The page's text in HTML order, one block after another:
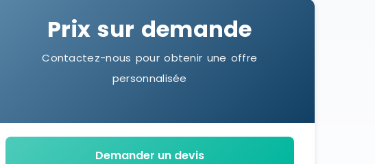
Prix sur demande
Contactez-nous pour obtenir une offre
personnalisée
Demander un devis